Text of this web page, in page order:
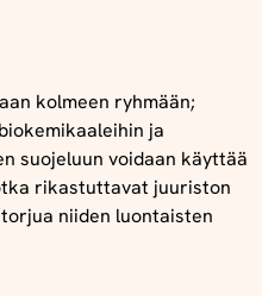
kolmeen ryhmään;
ja
suojeluun voidaan käyttää
rikastuttavat juuriston
niiden luontaisten